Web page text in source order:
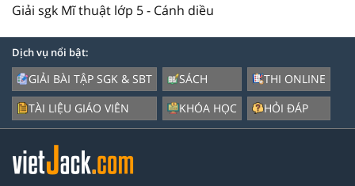
Giải sgk Mĩ thuật lớp 5 - Cánh diều
Dịch vụ nổi bật:
GIẢI BÀI TẬP SGK & SBT
TÀI LIỆU GIÁO VIÊN
SÁCH
KHÓA HỌC
THI ONLINE
HỎI ĐÁP